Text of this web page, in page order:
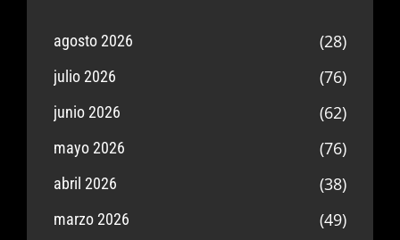
agosto 2026 (28)
julio 2026 (76)
junio 2026 (62)
mayo 2026 (76)
abril 2026 (38)
marzo 2026 (49)